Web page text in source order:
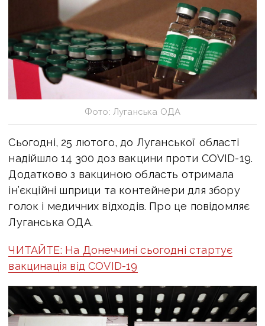
Фото: Луганська ОДА
Сьогодні, 25 лютого, до Луганської області
надійшло 14 300 доз вакцини проти COVID-19.
Додатково з вакциною область отримала
ін’єкційні шприци та контейнери для збору
голок і медичних відходів. Про це повідомляє
Луганська ОДА.
ЧИТАЙТЕ: На Донеччині cьогодні стартує
вакцинація від СOVID-19